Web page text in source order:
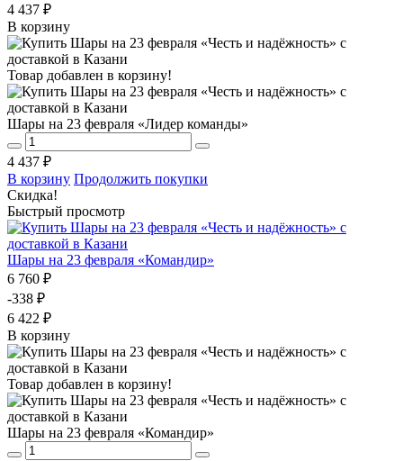
4 437 ₽
В корзину
Товар добавлен в корзину!
Шары на 23 февраля «Лидер команды»
4 437 ₽
В корзину Продолжить покупки
Скидка!
Быстрый просмотр
Шары на 23 февраля «Командир»
6 760 ₽
-338 ₽
6 422 ₽
В корзину
Товар добавлен в корзину!
Шары на 23 февраля «Командир»